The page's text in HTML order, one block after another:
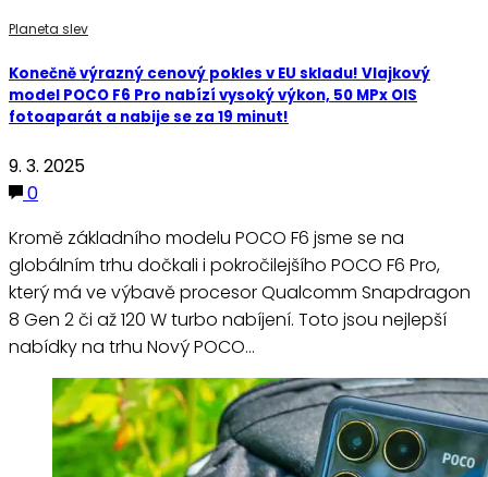
Planeta slev
Konečně výrazný cenový pokles v EU skladu! Vlajkový
model POCO F6 Pro nabízí vysoký výkon, 50 MPx OIS
fotoaparát a nabije se za 19 minut!
9. 3. 2025
0
Kromě základního modelu POCO F6 jsme se na
globálním trhu dočkali i pokročilejšího POCO F6 Pro,
který má ve výbavě procesor Qualcomm Snapdragon
8 Gen 2 či až 120 W turbo nabíjení. Toto jsou nejlepší
nabídky na trhu Nový POCO…